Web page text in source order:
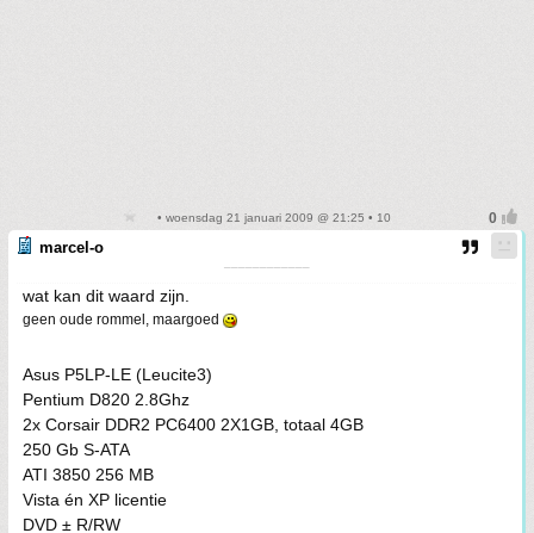
• woensdag 21 januari 2009 @ 21:25 • 10
marcel-o
¯¯¯¯¯¯¯¯¯¯¯¯
wat kan dit waard zijn.
geen oude rommel, maargoed
Asus P5LP-LE (Leucite3)
Pentium D820 2.8Ghz
2x Corsair DDR2 PC6400 2X1GB, totaal 4GB
250 Gb S-ATA
ATI 3850 256 MB
Vista én XP licentie
DVD ± R/RW